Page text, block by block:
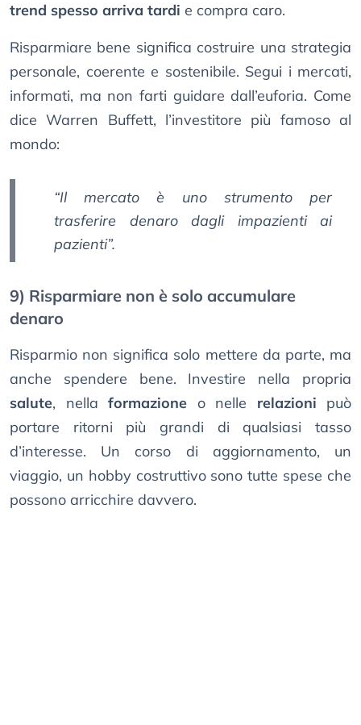
trend spesso arriva tardi e compra caro.
Risparmiare bene significa costruire una strategia
personale, coerente e sostenibile. Segui i mercati,
informati, ma non farti guidare dall’euforia. Come
dice Warren Buffett, l’investitore più famoso al
mondo:
“Il mercato è uno strumento per
trasferire denaro dagli impazienti ai
pazienti”.
9) Risparmiare non è solo accumulare
denaro
Risparmio non significa solo mettere da parte, ma
anche spendere bene. Investire nella propria
salute, nella formazione o nelle relazioni può
portare ritorni più grandi di qualsiasi tasso
d’interesse. Un corso di aggiornamento, un
viaggio, un hobby costruttivo sono tutte spese che
possono arricchire davvero.